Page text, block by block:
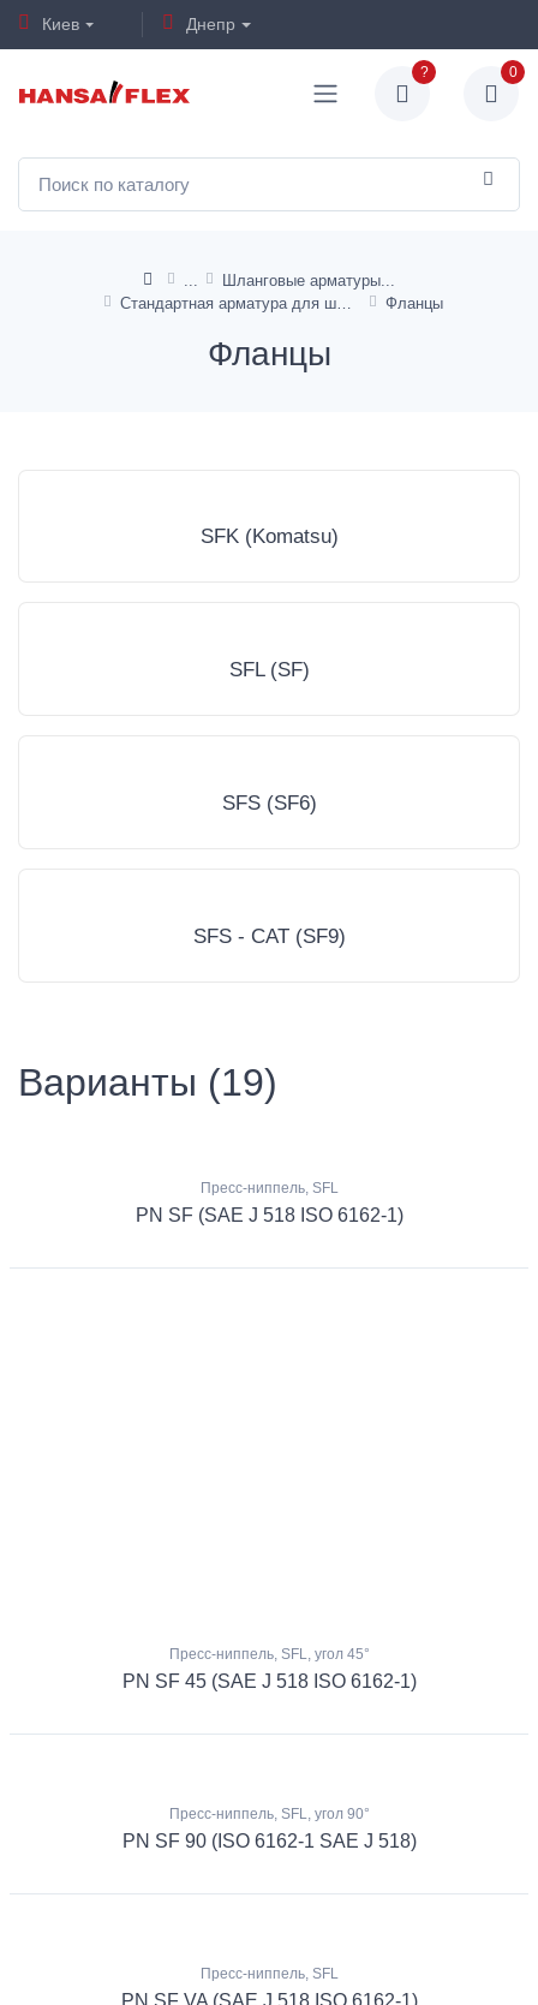
Киев Днепр
? 0
Шланговые арматуры
Фланцы
Фланцы
SFK (Komatsu)
SFL (SF)
SFS (SF6)
SFS - CAT (SF9)
Варианты (19)
Пресс-ниппель, SFL
PN SF (SAE J 518 ISO 6162-1)
Пресс-ниппель, SFL, угол 45°
PN SF 45 (SAE J 518 ISO 6162-1)
Пресс-ниппель, SFL, угол 90°
PN SF 90 (ISO 6162-1 SAE J 518)
Пресс-ниппель, SFL
PN SF VA (SAE J 518 ISO 6162-1)